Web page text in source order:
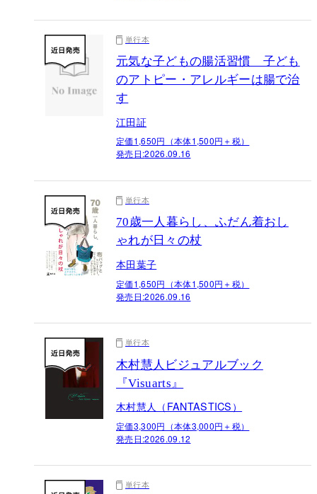
単行本
元気な子どもの腸活習慣 子ども
のアトピー・アレルギーは腸で治
す
江田証
定価1,650円（本体1,500円＋税）
発売日:2026.09.16
単行本
70歳一人暮らし、ふだん着おし
ゃれが日々の杖
本田葉子
定価1,650円（本体1,500円＋税）
発売日:2026.09.16
単行本
木村慧人ビジュアルブック
『Visuarts』
木村慧人（FANTASTICS）
定価3,300円（本体3,000円＋税）
発売日:2026.09.12
単行本